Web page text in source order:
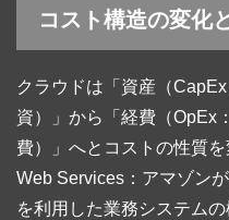
コスト構造の変化
クラウドは「資産（
資）」から「経費（OpEx
費）」へとコストの性質
Web Services：アマゾン
を利用した業務システム